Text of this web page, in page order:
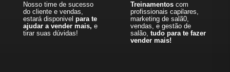
Nosso time de sucesso
do cliente e vendas,
estará disponivel para te
ajudar a vender mais, e
tirar suas dúvidas!
Treinamentos com
profissionais capilares,
marketing de salã0,
vendas, e gestão de
salão, tudo para te fazer
vender mais!